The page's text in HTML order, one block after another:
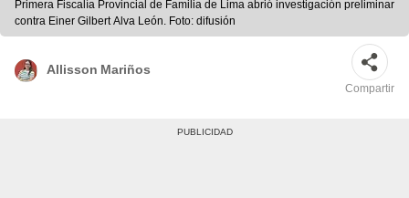
Primera Fiscalía Provincial de Familia de Lima abrió investigación preliminar
contra Einer Gilbert Alva León. Foto: difusión
Allisson Mariños
Compartir